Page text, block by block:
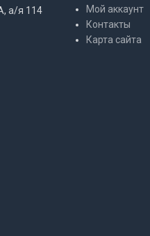
а/я 114
Мой аккаунт
Контакты
Карта сайта